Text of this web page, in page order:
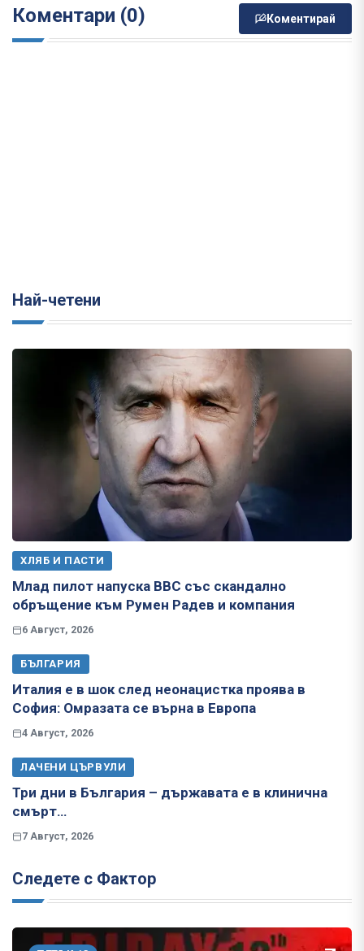
Коментари (0) Коментирай
Най-четени
ХЛЯБ И ПАСТИ
Млад пилот напуска ВВС със скандално
обръщение към Румен Радев и компания
6 Август, 2026
БЪЛГАРИЯ
Италия е в шок след неонацистка проява в
София: Омразата се върна в Европа
4 Август, 2026
ЛАЧЕНИ ЦЪРВУЛИ
Три дни в България – държавата е в клинична
смърт…
7 Август, 2026
Следете с Фактор